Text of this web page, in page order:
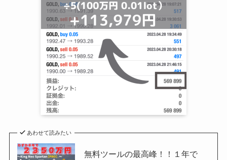
あわせて読みたい
無料ツールの最高峰！！１年で